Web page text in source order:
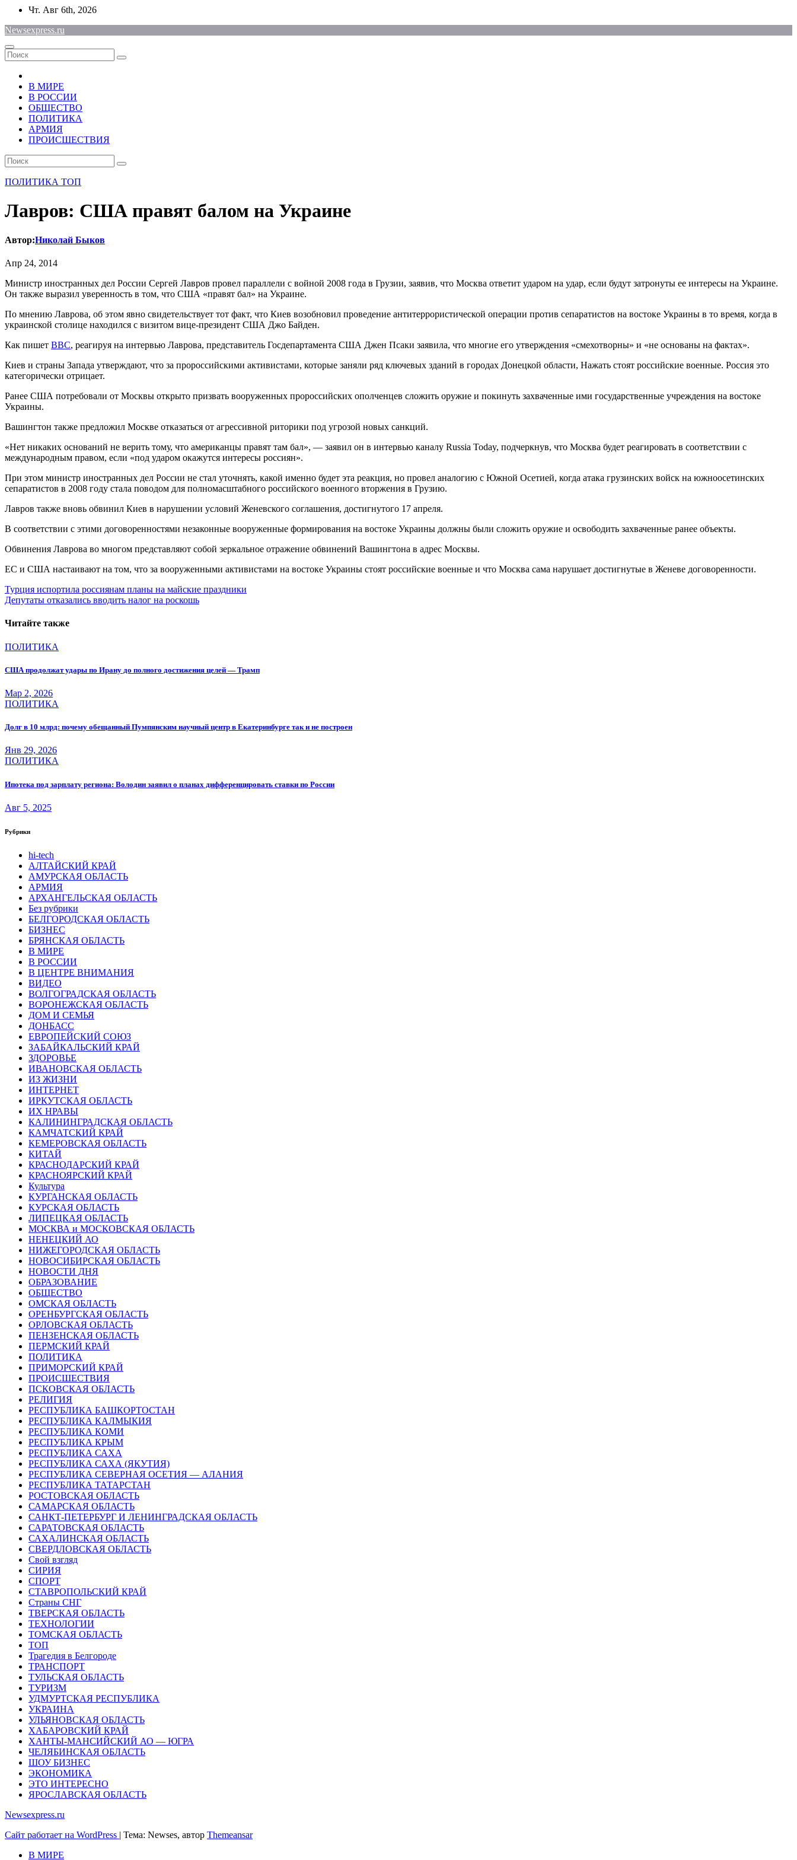
Перейти
содержимому
Чт. Авг 6th, 2026
Newsexpress.ru
В МИРЕ
В РОССИИ
ОБЩЕСТВО
ПОЛИТИКА
АРМИЯ
ПРОИСШЕСТВИЯ
ПОЛИТИКА ТОП
Лавров: США правят балом на Украине
Автор:Николай Быков
Апр 24, 2014
Министр иностранных дел России Сергей Лавров провел параллели с войной 2008 года в Грузии, заявив, что Москва ответит ударом на удар, если будут затронуты ее интересы на Украине.
Он также выразил уверенность в том, что США «правят бал» на Украине.
По мнению Лаврова, об этом явно свидетельствует тот факт, что Киев возобновил проведение антитеррористической операции против сепаратистов на востоке Украины в то время, когда в
украинской столице находился с визитом вице-президент США Джо Байден.
Как пишет BBC, реагируя на интервью Лаврова, представитель Госдепартамента США Джен Псаки заявила, что многие его утверждения «смехотворны» и «не основаны на фактах».
Киев и страны Запада утверждают, что за пророссийскими активистами, которые заняли ряд ключевых зданий в городах Донецкой области, Нажать стоят российские военные. Россия это
категорически отрицает.
Ранее США потребовали от Москвы открыто призвать вооруженных пророссийских ополченцев сложить оружие и покинуть захваченные ими государственные учреждения на востоке
Украины.
Вашингтон также предложил Москве отказаться от агрессивной риторики под угрозой новых санкций.
«Нет никаких оснований не верить тому, что американцы правят там бал», — заявил он в интервью каналу Russia Today, подчеркнув, что Москва будет реагировать в соответствии с
международным правом, если «под ударом окажутся интересы россиян».
При этом министр иностранных дел России не стал уточнять, какой именно будет эта реакция, но провел аналогию с Южной Осетией, когда атака грузинских войск на южноосетинских
сепаратистов в 2008 году стала поводом для полномасштабного российского военного вторжения в Грузию.
Лавров также вновь обвинил Киев в нарушении условий Женевского соглашения, достигнутого 17 апреля.
В соответствии с этими договоренностями незаконные вооруженные формирования на востоке Украины должны были сложить оружие и освободить захваченные ранее объекты.
Обвинения Лаврова во многом представляют собой зеркальное отражение обвинений Вашингтона в адрес Москвы.
ЕС и США настаивают на том, что за вооруженными активистами на востоке Украины стоят российские военные и что Москва сама нарушает достигнутые в Женеве договоренности.
Навигация
по
записям
Турция испортила россиянам планы на майские праздники
Депутаты отказались вводить налог на роскошь
Читайте также
ПОЛИТИКА
США продолжат удары по Ирану до полного достижения целей — Трамп
Мар 2, 2026
ПОЛИТИКА
Долг в 10 млрд: почему обещанный Пумпянским научный центр в Екатеринбурге так и не построен
Янв 29, 2026
ПОЛИТИКА
Ипотека под зарплату региона: Володин заявил о планах дифференцировать ставки по России
Авг 5, 2025
Рубрики
hi-tech
АЛТАЙСКИЙ КРАЙ
АМУРСКАЯ ОБЛАСТЬ
АРМИЯ
АРХАНГЕЛЬСКАЯ ОБЛАСТЬ
Без рубрики
БЕЛГОРОДСКАЯ ОБЛАСТЬ
БИЗНЕС
БРЯНСКАЯ ОБЛАСТЬ
В МИРЕ
В РОССИИ
В ЦЕНТРЕ ВНИМАНИЯ
ВИДЕО
ВОЛГОГРАДСКАЯ ОБЛАСТЬ
ВОРОНЕЖСКАЯ ОБЛАСТЬ
ДОМ И СЕМЬЯ
ДОНБАСС
ЕВРОПЕЙСКИЙ СОЮЗ
ЗАБАЙКАЛЬСКИЙ КРАЙ
ЗДОРОВЬЕ
ИВАНОВСКАЯ ОБЛАСТЬ
ИЗ ЖИЗНИ
ИНТЕРНЕТ
ИРКУТСКАЯ ОБЛАСТЬ
ИХ НРАВЫ
КАЛИНИНГРАДCКАЯ ОБЛАСТЬ
КАМЧАТСКИЙ КРАЙ
КЕМЕРОВСКАЯ ОБЛАСТЬ
КИТАЙ
КРАСНОДАРСКИЙ КРАЙ
КРАСНОЯРСКИЙ КРАЙ
Культура
КУРГАНСКАЯ ОБЛАСТЬ
КУРСКАЯ ОБЛАСТЬ
ЛИПЕЦКАЯ ОБЛАСТЬ
МОСКВА и МОСКОВСКАЯ ОБЛАСТЬ
НЕНЕЦКИЙ АО
НИЖЕГОРОДСКАЯ ОБЛАСТЬ
НОВОСИБИРСКАЯ ОБЛАСТЬ
НОВОСТИ ДНЯ
ОБРАЗОВАНИЕ
ОБЩЕСТВО
ОМСКАЯ ОБЛАСТЬ
ОРЕНБУРГСКАЯ ОБЛАСТЬ
ОРЛОВСКАЯ ОБЛАСТЬ
ПЕНЗЕНСКАЯ ОБЛАСТЬ
ПЕРМСКИЙ КРАЙ
ПОЛИТИКА
ПРИМОРСКИЙ КРАЙ
ПРОИСШЕСТВИЯ
ПСКОВСКАЯ ОБЛАСТЬ
РЕЛИГИЯ
РЕСПУБЛИКА БАШКОРТОСТАН
РЕСПУБЛИКА КАЛМЫКИЯ
РЕСПУБЛИКА КОМИ
РЕСПУБЛИКА КРЫМ
РЕСПУБЛИКА САХА
РЕСПУБЛИКА САХА (ЯКУТИЯ)
РЕСПУБЛИКА СЕВЕРНАЯ ОСЕТИЯ — АЛАНИЯ
РЕСПУБЛИКА ТАТАРСТАН
РОСТОВСКАЯ ОБЛАСТЬ
САМАРСКАЯ ОБЛАСТЬ
САНКТ-ПЕТЕРБУРГ И ЛЕНИНГРАДСКАЯ ОБЛАСТЬ
САРАТОВСКАЯ ОБЛАСТЬ
САХАЛИНСКАЯ ОБЛАСТЬ
СВЕРДЛОВСКАЯ ОБЛАСТЬ
Свой взгляд
СИРИЯ
СПОРТ
СТАВРОПОЛЬСКИЙ КРАЙ
Страны СНГ
ТВЕРСКАЯ ОБЛАСТЬ
ТЕХНОЛОГИИ
ТОМСКАЯ ОБЛАСТЬ
ТОП
Трагедия в Белгороде
ТРАНСПОРТ
ТУЛЬСКАЯ ОБЛАСТЬ
ТУРИЗМ
УДМУРТСКАЯ РЕСПУБЛИКА
УКРАИНА
УЛЬЯНОВСКАЯ ОБЛАСТЬ
ХАБАРОВСКИЙ КРАЙ
ХАНТЫ-МАНСИЙСКИЙ АО — ЮГРА
ЧЕЛЯБИНСКАЯ ОБЛАСТЬ
ШОУ БИЗНЕС
ЭКОНОМИКА
ЭТО ИНТЕРЕСНО
ЯРОСЛАВСКАЯ ОБЛАСТЬ
Newsexpress.ru
Сайт работает на WordPress | Тема: Newses, автор Themeansar
В МИРЕ